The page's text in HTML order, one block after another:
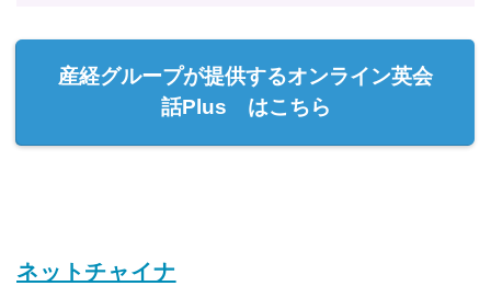
産経グループが提供するオンライン英会
話Plus はこちら
ネットチャイナ